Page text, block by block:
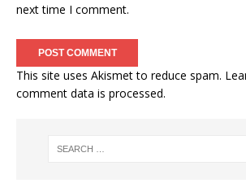
next time I comment.
This site uses Akismet to reduce spam.
comment data is processed.